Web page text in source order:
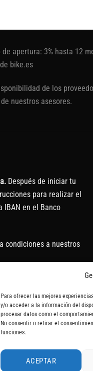
Para ofrecer las mejores
y/o acceder a la información del
procesar datos como el
No consentir o retirar el
funciones.
ACEPTAR
apertura: 3% hasta 12
bike.es
de los
nuestros asesores.
Después de iniciar tu
para realizar el
IBAN en el Banco
condiciones a nuestros